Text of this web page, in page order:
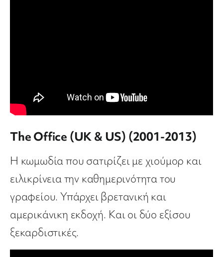
The Office (UK & US) (2001-2013)
Η κωμωδία που σατιρίζει με χιούμορ και
ειλικρίνεια την καθημερινότητα του
γραφείου. Υπάρχει βρετανική και
αμερικάνικη εκδοχή. Και οι δύο εξίσου
ξεκαρδιστικές.